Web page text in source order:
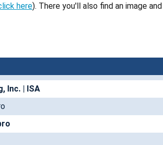
here). There you'll also find an image
Inc. | ISA